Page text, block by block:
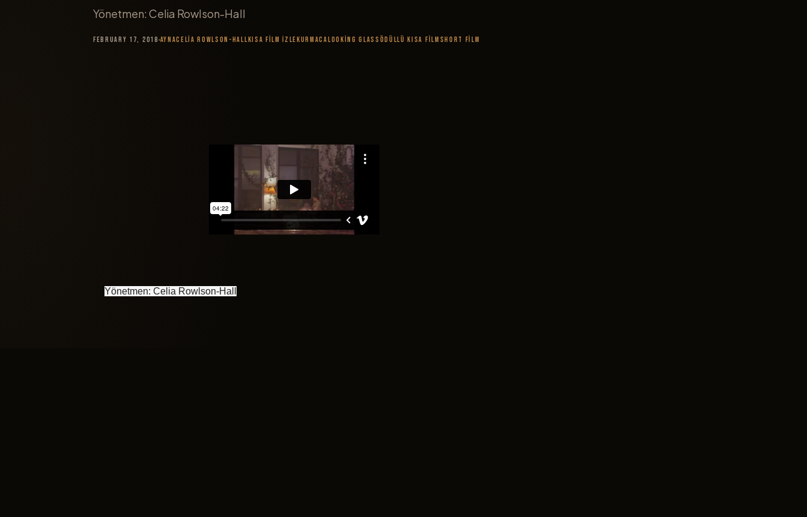
Yönetmen: Celia Rowlson-Hall
February 17, 2018 AynaCelia Rowlson-Hall Kısa Film İzle Kurmaca Looking Glass Ödüllü Kısa Film short film
Yönetmen: Celia Rowlson-Hall